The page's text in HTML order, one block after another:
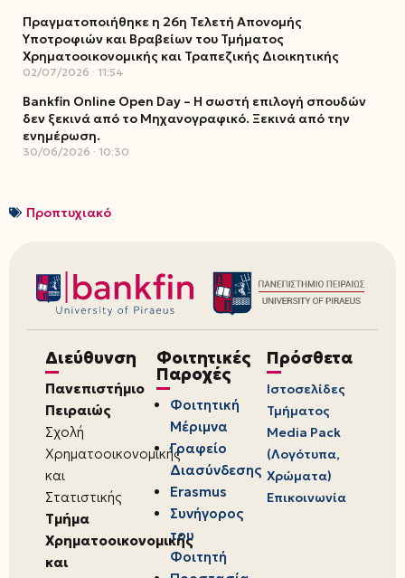
Πραγματοποιήθηκε η 26η Τελετή Απονομής
Υποτροφιών και Βραβείων του Τμήματος
Χρηματοοικονομικής και Τραπεζικής Διοικητικής
02/07/2026 11:54
Bankfin Online Open Day – Η σωστή επιλογή σπουδών
δεν ξεκινά από το Μηχανογραφικό. Ξεκινά από την
ενημέρωση.
30/06/2026 10:30
Προπτυχιακό
Διεύθυνση
Πανεπιστήμιο
Πειραιώς
Σχολή
Χρηματοοικονομικής
και
Στατιστικής
Τμήμα
Χρηματοοικονομικής
και
Φοιτητικές
Παροχές
Φοιτητική
Μέριμνα
Γραφείο
Διασύνδεσης
Erasmus
Συνήγορος
του
Φοιτητή
Πρόσθετα
Ιστοσελίδες
Τμήματος
Media Pack
(Λογότυπα,
Χρώματα)
Επικοινωνία